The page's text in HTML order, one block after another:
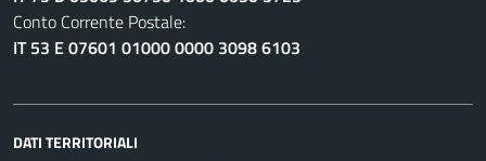
Conto Corrente Postale:
IT 53 E 07601 01000 0000 3098 6103
DATI TERRITORIALI